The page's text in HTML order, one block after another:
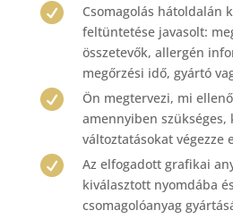

Csomagolás hátoldalán
feltüntetése javasolt:
összetevők, allergén
megőrzési idő, gyártó

Ön megtervezi, mi
amennyiben szükséges,
változtatásokat végezze

Az elfogadott grafikai
kiválasztott nyomdába
csomagolóanyag